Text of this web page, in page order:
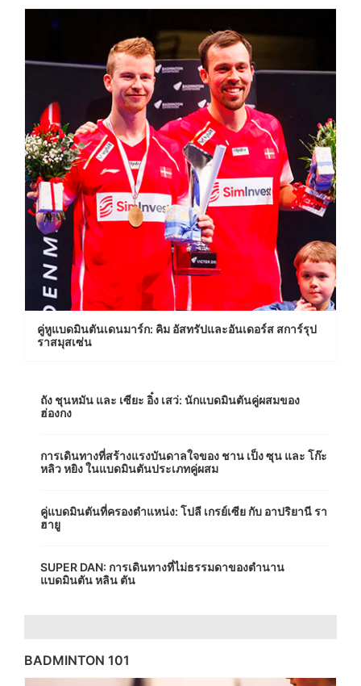
คู่หูแบดมินตันเดนมาร์ก: คิม อัสทรัปและอันเดอร์ส สการ์รุป
ราสมุสเซ่น
ถัง ชุนหมัน และ เซียะ อิ๋ง เสว่: นักแบดมินตันคู่ผสมของ
ฮ่องกง
การเดินทางที่สร้างแรงบันดาลใจของ ชาน เป็ง ซุน และ โก๊ะ
หลิว หยิง ในแบดมินตันประเภทคู่ผสม
คู่แบดมินตันที่ครองตำแหน่ง: โปลี เกรย์เซีย กับ อาปริยานี รา
ฮายู
SUPER DAN: การเดินทางที่ไม่ธรรมดาของตำนาน
แบดมินตัน หลิน ตัน
BADMINTON 101